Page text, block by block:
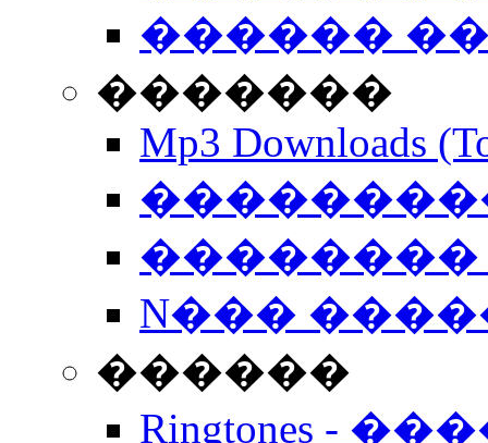
������
�������
Mp3 Downloads
��������
N���
������
Ringtones -